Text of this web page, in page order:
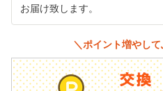
お届け致します。
＼ポイント増やし